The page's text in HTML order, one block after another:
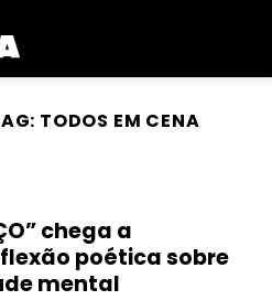
TODOS EM CENA
chega a
poética sobre
mental